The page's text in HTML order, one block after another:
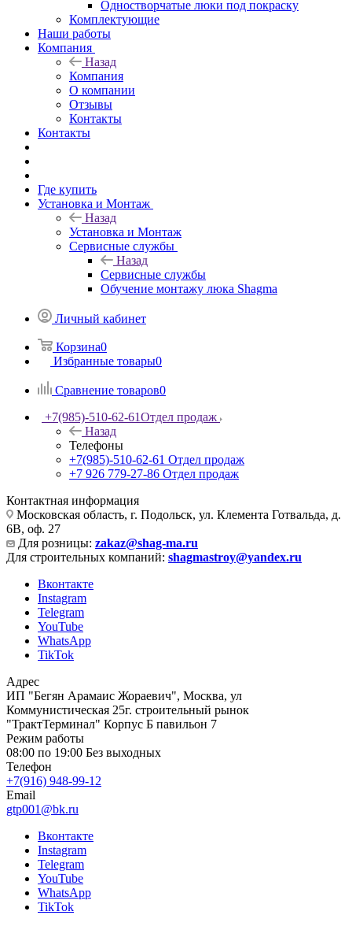
Одностворчатые люки под покраску
Комплектующие
Наши работы
Компания
Назад
Компания
О компании
Отзывы
Контакты
Контакты
Где купить
Установка и Монтаж
Назад
Установка и Монтаж
Сервисные службы
Назад
Сервисные службы
Обучение монтажу люка Shagma
Личный кабинет
Корзина0
Избранные товары0
Сравнение товаров0
+7(985)-510-62-61Отдел продаж
Назад
Телефоны
+7(985)-510-62-61 Отдел продаж
‪+7 926 779-27-86‬ Отдел продаж
Контактная информация
Московская область, г. Подольск, ул. Клемента Готвальда, д.
6В, оф. 27
Для розницы: zakaz@shag-ma.ru
Для строительных компаний: shagmastroy@yandex.ru
Вконтакте
Instagram
Telegram
YouTube
WhatsApp
TikTok
Адрес
ИП "Бегян Арамаис Жораевич", Москва, ул
Коммунистическая 25г. строительный рынок
"ТрактТерминал" Корпус Б павильон 7
Режим работы
08:00 по 19:00 Без выходных
Телефон
+7(916) 948-99-12
Email
gtp001@bk.ru
Вконтакте
Instagram
Telegram
YouTube
WhatsApp
TikTok